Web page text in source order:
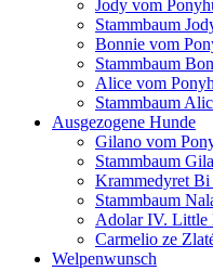
Jody vom
Stammbaum
Bonnie vom
Stammbaum
Alice vom
Stammbaum
Ausgezogene Hunde
Gilano vom
Stammbaum
Krammedyret
Stammbaum
Adolar IV. Little
Carmelio ze
Welpenwunsch